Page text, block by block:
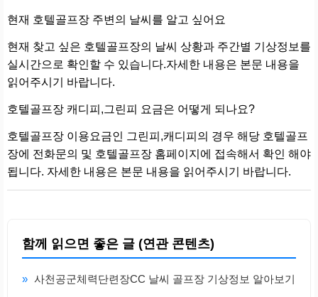
현재 호텔골프장 주변의 날씨를 알고 싶어요
현재 찾고 싶은 호텔골프장의 날씨 상황과 주간별 기상정보를
실시간으로 확인할 수 있습니다.자세한 내용은 본문 내용을
읽어주시기 바랍니다.
호텔골프장 캐디피,그린피 요금은 어떻게 되나요?
호텔골프장 이용요금인 그린피,캐디피의 경우 해당 호텔골프
장에 전화문의 및 호텔골프장 홈페이지에 접속해서 확인 해야
됩니다. 자세한 내용은 본문 내용을 읽어주시기 바랍니다.
함께 읽으면 좋은 글 (연관 콘텐츠)
» 사천공군체력단련장CC 날씨 골프장 기상정보 알아보기